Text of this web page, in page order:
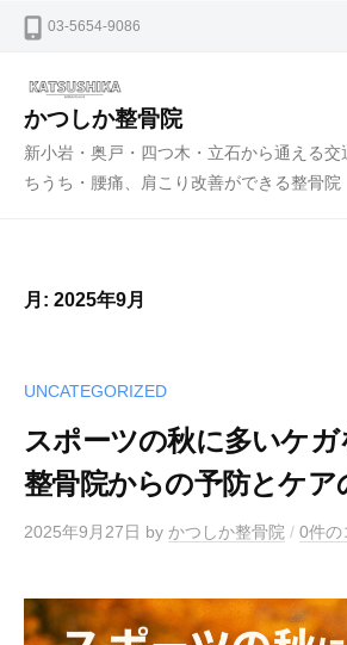
03-5654-9086
かつしか整骨院
新小岩・奥戸・四つ木・立石から通える交
ちうち・腰痛、肩こり改善ができる整骨院
月: 2025年9月
UNCATEGORIZED
スポーツの秋に多いケガ
整骨院からの予防とケア
2025年9月27日 by かつしか整骨院 / 0件の